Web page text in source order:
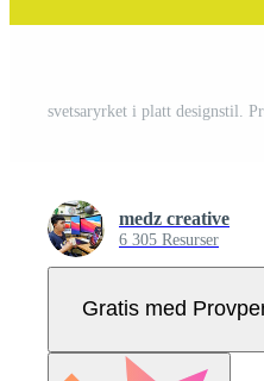
svetsaryrket i platt designstil.
medz creative
6 305 Resurser
Gratis med